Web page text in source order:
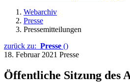
Webarchiv
Presse
Pressemitteilungen
zurück zu: Presse ()
18. Februar 2021 Presse
Öffentliche Sitzung des